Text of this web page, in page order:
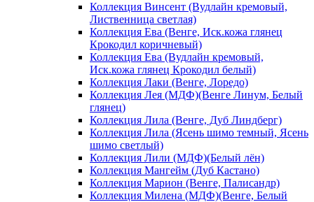
Коллекция Винсент (Вудлайн кремовый,
Лиственница светлая)
Коллекция Ева (Венге, Иск.кожа глянец
Крокодил коричневый)
Коллекция Ева (Вудлайн кремовый,
Иск.кожа глянец Крокодил белый)
Коллекция Лаки (Венге, Лоредо)
Коллекция Лея (МДФ)(Венге Линум, Белый
глянец)
Коллекция Лила (Венге, Дуб Линдберг)
Коллекция Лила (Ясень шимо темный, Ясень
шимо светлый)
Коллекция Лили (МДФ)(Белый лён)
Коллекция Мангейм (Дуб Кастано)
Коллекция Марион (Венге, Палисандр)
Коллекция Милена (МДФ)(Венге, Белый